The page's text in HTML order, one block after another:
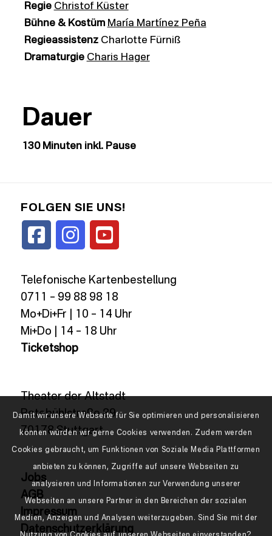
Regie Christof Küster
Bühne & Kostüm María Martínez Peña
Regieassistenz Charlotte Fürniß
Dramaturgie Charis Hager
Dauer
130 Minuten inkl. Pause
FOLGEN SIE UNS!
Telefonische Kartenbestellung
0711 – 99 88 98 18
Mo+Di+Fr | 10 – 14 Uhr
Mi+Do | 14 – 18 Uhr
Ticketshop
Theater der Altstadt
Rotebühlstraße 89
70178 Stuttgart
Jobs
AGB
Impressum
Datenschutzerklärung
Damit wir unsere Webseite für Sie optimieren und personalisieren
können würden wir gerne Cookies verwenden. Zudem werden
Cookies gebraucht, um Funktionen von Soziale Media Plattformen
anbieten zu können, Zugriffe auf unsere Webseiten zu
analysieren und Informationen zur Verwendung unserer
Webseiten an unsere Partner in den Bereichen der sozialen
Medien, Anzeigen und Analysen weiterzugeben. Sind Sie mit der